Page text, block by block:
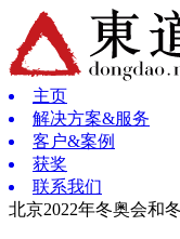
主页
解决方案&服务
客户&案例
获奖
联系我们
北京2022年冬奥会和